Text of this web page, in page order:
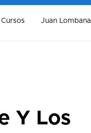
Y Los
Cursos Juan Lombana